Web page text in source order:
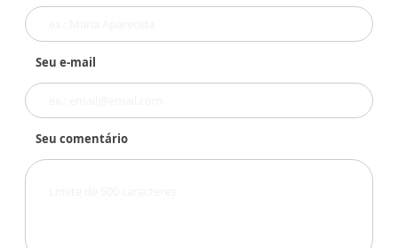
Seu e-mail
Seu comentário